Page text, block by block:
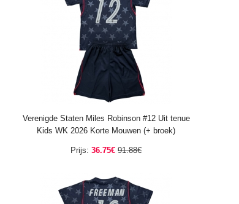
Verenigde Staten Miles Robinson #12 Uit tenue
Kids WK 2026 Korte Mouwen (+ broek)
Prijs: 36.75€ 91.88€